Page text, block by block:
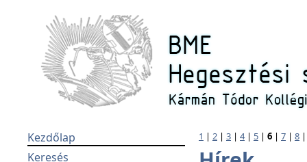
Kezdőlap
Keresés
1 | 2 | 3 | 4| 5 | 6 | 7 | 8